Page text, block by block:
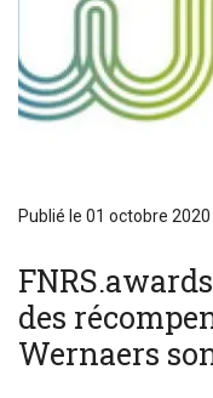
Publié le 01 octobre 2020
des
Wernaers